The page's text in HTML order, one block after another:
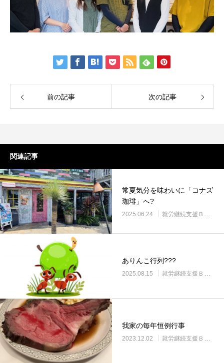
前の記事 次の記事
関連記事
常夏気分を味わいに「コナズ
珈琲」へ?
2025.06.24 就労継続支援Ｂ型・ニコプレイス
ありんこ行列???
2025.08.15 就労継続支援Ｂ型・ニコプレイス
我家の毎年恒例行事
2023.12.02 就労継続支援Ｂ型・ニコプレイス